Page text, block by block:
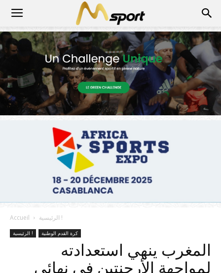
Accueil الرئيسية !
الرئيسية ! كرة القدم الوطنية
المغرب ينهي استعدادته
لمواجهة الأرجنتين في نهائي